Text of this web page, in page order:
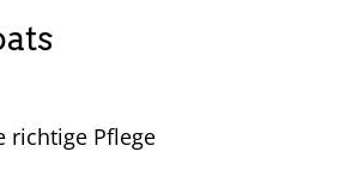
richtige Pflege